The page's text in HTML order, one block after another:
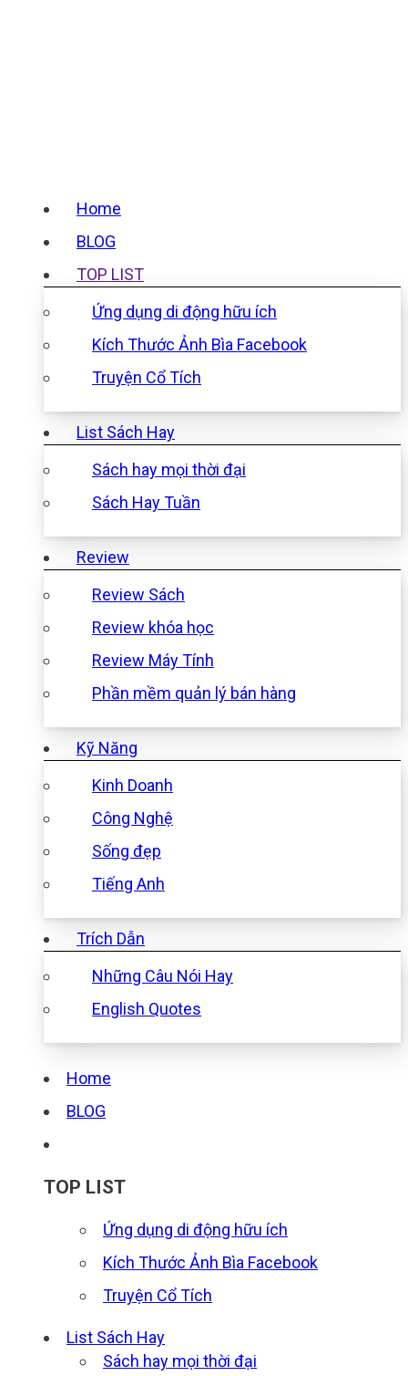
Home
BLOG
TOP LIST
Ứng dụng di động hữu ích
Kích Thước Ảnh Bìa Facebook
Truyện Cổ Tích
List Sách Hay
Sách hay mọi thời đại
Sách Hay Tuần
Review
Review Sách
Review khóa học
Review Máy Tính
Phần mềm quản lý bán hàng
Kỹ Năng
Kinh Doanh
Công Nghệ
Sống đẹp
Tiếng Anh
Trích Dẫn
Những Câu Nói Hay
English Quotes
Home
BLOG
TOP LIST
Ứng dụng di động hữu ích
Kích Thước Ảnh Bìa Facebook
Truyện Cổ Tích
List Sách Hay
Sách hay mọi thời đại